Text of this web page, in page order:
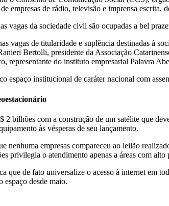
empresas de rádio, televisão e imprensa
vagas da sociedade civil são ocupadas a bel
vagas de titularidade e suplência destinadas à
Bertolli, presidente da Associação
representante do instituto empresarial Palavra
espaço institucional de caráter nacional com
2 bilhões com a construção de um satélite que
às vésperas de seu lançamento.
nenhuma empresas compareceu ao leilão
privilegia o atendimento apenas a áreas com
que de fato universalize o acesso à internet em
espaço desde maio.